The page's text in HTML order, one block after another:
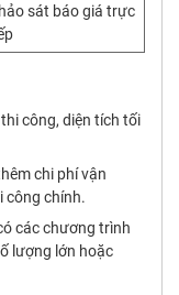
sát báo giá trực
công, diện tích tối
chi phí vận
công chính.
các chương trình
lượng lớn hoặc